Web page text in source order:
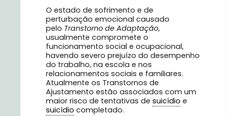
O estado de sofrimento e de
perturbação emocional causado
pelo Transtorno de Adaptação,
usualmente compromete o
funcionamento social e ocupacional,
havendo severo prejuízo do desempenho
do trabalho, na escola e nos
relacionamentos sociais e familiares.
Atualmente os Transtornos de
Ajustamento estão associados com um
maior risco de tentativas de suicídio e
suicídio completado.